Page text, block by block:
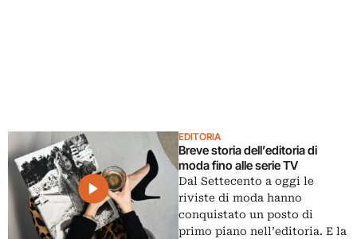
EDITORIA
Breve storia dell’editoria di
moda fino alle serie TV
Dal Settecento a oggi le
riviste di moda hanno
conquistato un posto di
primo piano nell’editoria. E la